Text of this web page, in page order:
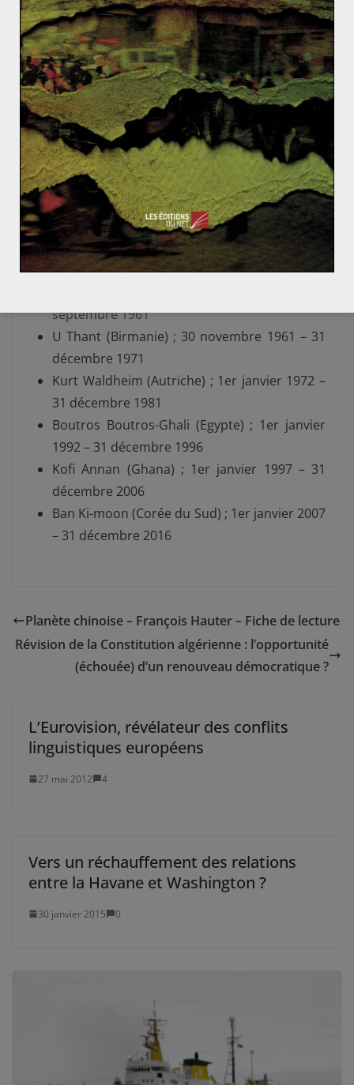
ministre bulgare devra trancher dans les semaines qui
viennent. Même si une des deux échoue une fois sa
candidature présentée au Conseil de Sécurité – il faut
se méfier des noms plus consensuels proposés à la
dernière minute – il est fort probable que ce soit une
autre personnalité originaire des Balkans qui
représente les NU à partir de janvier 2017.
Liste des SGNU :
Gladwyn Jebb (Grande-Bretagne) ; 24 octobre
1945 – 1er février 1946
Trygve Lie (Norvège) ; 2 février 1946 – 10
novembre 1952
septembre 1961
U Thant (Birmanie) ; 30 novembre 1961 – 31
décembre 1971
Kurt Waldheim (Autriche) ; 1er janvier 1972 –
31 décembre 1981
Boutros Boutros-Ghali (Egypte) ; 1er janvier
1992 – 31 décembre 1996
Kofi Annan (Ghana) ; 1er janvier 1997 – 31
décembre 2006
Ban Ki-moon (Corée du Sud) ; 1er janvier 2007
– 31 décembre 2016
Planète chinoise – François Hauter – Fiche de lecture
Révision de la Constitution algérienne : l’opportunité
(échouée) d’un renouveau démocratique ?
L’Eurovision, révélateur des conflits
linguistiques européens
27 mai 2012 4
Vers un réchauffement des relations
entre la Havane et Washington ?
30 janvier 2015 0